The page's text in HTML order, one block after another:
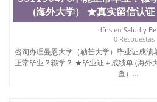
State University）圣 塞州立大
State University）圣何塞州立
University）圣何塞州立大学（
University）圣何塞州立大学（
University）圣何塞州立大学（
University）圣何塞州立大学学
University）圣何塞州立大学学
(海外大学） ★真实留信认
dfnsen Salud y
0 Respuestas
咨询办理曼恩大学（勒芒大学）毕业证成
正常毕业？辍学？ ★毕业证＋成绩单 (海外
查）...